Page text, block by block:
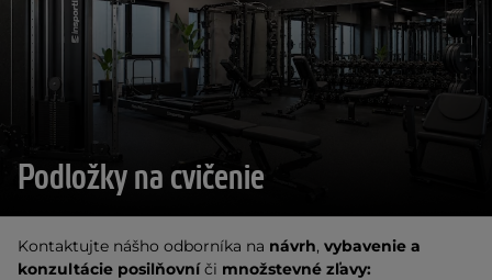
Podložky na cvičenie
Kontaktujte nášho odborníka na návrh, vybavenie a
konzultácie posilňovníči množstevné zľavy: